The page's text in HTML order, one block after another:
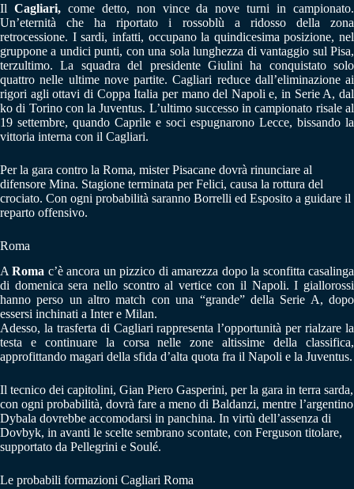
Il Cagliari,come detto, non vince da nove turni in campionato.
Un’eternità che ha riportato i rossoblù a ridosso della zona
retrocessione. I sardi, infatti, occupano la quindicesima posizione, nel
gruppone a undici punti, con una sola lunghezza di vantaggio sul Pisa,
terzultimo. La squadra del presidente Giulini ha conquistato solo
quattro nelle ultime nove partite. Cagliari reduce dall’eliminazione ai
rigori agli ottavi di Coppa Italia per mano del Napoli e, in Serie A, dal
ko di Torino con la Juventus. L’ultimo successo in campionato risale al
19 settembre, quando Caprile e soci espugnarono Lecce, bissando la
vittoria interna con il Cagliari.
Per la gara contro la Roma, mister Pisacane dovrà rinunciare al
difensore Mina. Stagione terminata per Felici, causa la rottura del
crociato. Con ogni probabilità saranno Borrelli ed Esposito a guidare il
reparto offensivo.
Roma
ARoma c’è ancora un pizzico di amarezza dopo la sconfitta casalinga
di domenica sera nello scontro al vertice con il Napoli. I giallorossi
hanno perso un altro match con una “grande” della Serie A, dopo
essersi inchinati a Inter e Milan.
Adesso, la trasferta di Cagliari rappresenta l’opportunità per rialzare la
testa e continuare la corsa nelle zone altissime della classifica,
approfittando magari della sfida d’alta quota fra il Napoli e la Juventus.
Il tecnico dei capitolini, Gian Piero Gasperini, per la gara in terra sarda,
con ogni probabilità, dovrà fare a meno di Baldanzi, mentre l’argentino
Dybala dovrebbe accomodarsi in panchina. In virtù dell’assenza di
Dovbyk, in avanti le scelte sembrano scontate, con Ferguson titolare,
supportato da Pellegrini e Soulé.
Le probabili formazioni Cagliari Roma